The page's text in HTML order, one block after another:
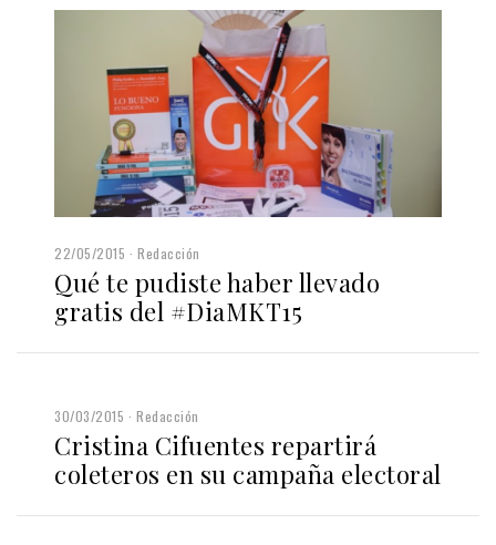
22/05/2015 Redacción
Qué te pudiste haber llevado
gratis del #DiaMKT15
30/03/2015 Redacción
Cristina Cifuentes repartirá
coleteros en su campaña electoral